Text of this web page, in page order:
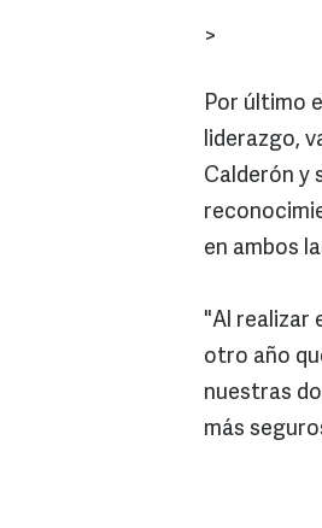
>
Por último
liderazgo,
Calderón y
en ambos
"Al realizar
otro año
nuestras
más